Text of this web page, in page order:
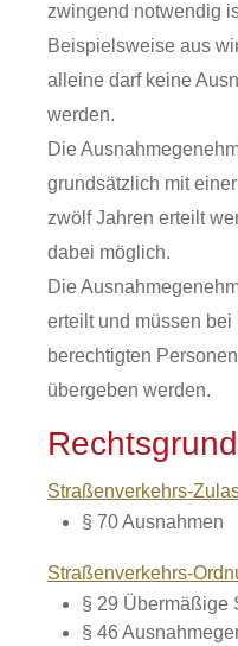
zwingend notwendig
Beispielsweise aus
alleine darf keine
werden.
Die
grundsätzlich mit
zwölf Jahren erteilt
dabei möglich.
Die
erteilt und müssen bei
berechtigten
übergeben werden.
Straßenverkehrs-
§ 70 Ausnahmen
Straßenverkehrs-
§ 29 Übermäßige
§ 46